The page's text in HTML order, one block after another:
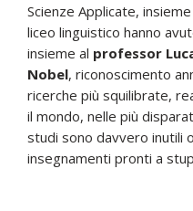
Scienze Applicate,
liceo linguistico hanno
insieme al professor
Nobel, riconoscimento
ricerche più squilibrate,
il mondo, nelle più
studi sono davvero inutili
insegnamenti pronti a